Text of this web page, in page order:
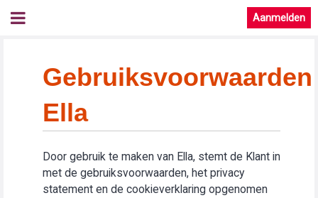
Aanmelden
Gebruiksvoorwaarden
Ella
Door gebruik te maken van Ella, stemt de Klant in
met de gebruiksvoorwaarden, het privacy
statement en de cookieverklaring opgenomen